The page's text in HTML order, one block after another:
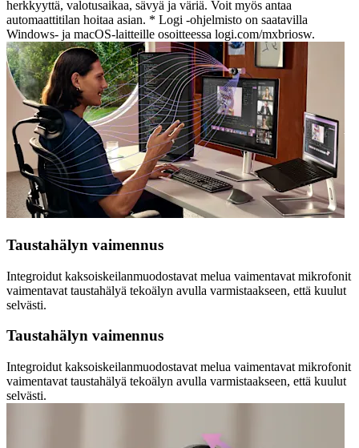
herkkyyttä, valotusaikaa, sävyä ja väriä. Voit myös antaa
automaattitilan hoitaa asian. * Logi -ohjelmisto on saatavilla
Windows- ja macOS-laitteille osoitteessa logi.com/mxbriosw.
Taustahälyn vaimennus
Integroidut kaksoiskeilanmuodostavat melua vaimentavat mikrofonit
vaimentavat taustahälyä tekoälyn avulla varmistaakseen, että kuulut
selvästi.
Taustahälyn vaimennus
Integroidut kaksoiskeilanmuodostavat melua vaimentavat mikrofonit
vaimentavat taustahälyä tekoälyn avulla varmistaakseen, että kuulut
selvästi.